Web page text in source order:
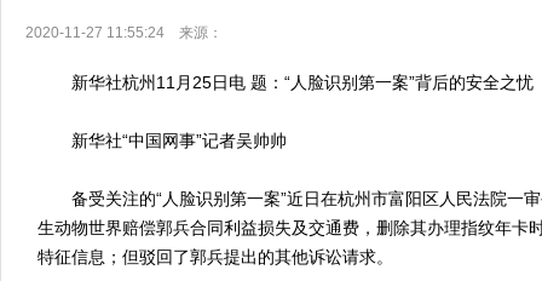
2020-11-27 11:55:24 来源：
新华社杭州11月25日电 题：“人脸识别第一案”背后的安全之忧
新华社“中国网事”记者吴帅帅
备受关注的“人脸识别第一案”近日在杭州市富阳区人民法院一
生动物世界赔偿郭兵合同利益损失及交通费，删除其办理指纹年卡
特征信息；但驳回了郭兵提出的其他诉讼请求。